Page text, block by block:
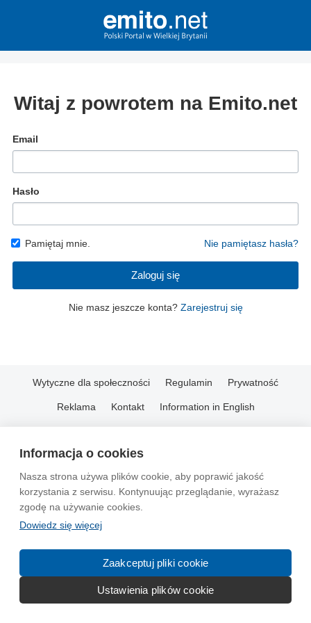
Informacja o cookies
Nasza strona używa plików cookie, aby poprawić jakość
korzystania z serwisu. Kontynuując przeglądanie, wyrażasz
zgodę na używanie cookies.
Dowiedz się więcej
Zaakceptuj pliki cookie
Ustawienia plików cookie
Witaj z powrotem na Emito.net
Email
Hasło
Pamiętaj mnie. Nie pamiętasz hasła?
Zaloguj się
Nie masz jeszcze konta? Zarejestruj się
Wytyczne dla społeczności Regulamin Prywatność
Reklama Kontakt Information in English